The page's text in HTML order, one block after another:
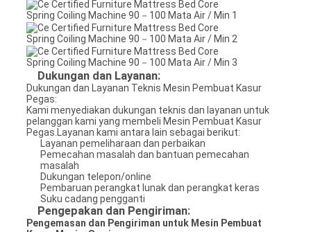
Dukungan dan Layanan:
Dukungan dan Layanan Teknis Mesin Pembuat Kasur
Pegas:
Kami menyediakan dukungan teknis dan layanan untuk
pelanggan kami yang membeli Mesin Pembuat Kasur
Pegas.Layanan kami antara lain sebagai berikut:
Layanan pemeliharaan dan perbaikan
Pemecahan masalah dan bantuan pemecahan
masalah
Dukungan telepon/online
Pembaruan perangkat lunak dan perangkat keras
Suku cadang pengganti
Pengepakan dan Pengiriman:
Pengemasan dan Pengiriman untuk Mesin Pembuat